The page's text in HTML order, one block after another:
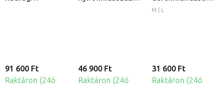
91 600 Ft
Raktáron (24ó
46 900 Ft
Raktáron (24ó
6 kamrás
M | L
31 600 Ft
Raktáron (24ó